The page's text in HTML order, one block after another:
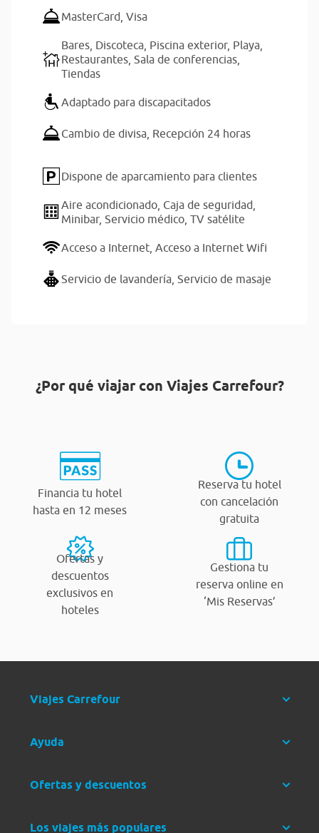
MasterCard, Visa
Bares, Discoteca, Piscina exterior, Playa,
Restaurantes, Sala de conferencias,
Tiendas
Adaptado para discapacitados
Cambio de divisa, Recepción 24 horas
Dispone de aparcamiento para clientes
Aire acondicionado, Caja de seguridad,
Minibar, Servicio médico, TV satélite
Acceso a Internet, Acceso a Internet Wifi
Servicio de lavandería, Servicio de masaje
¿Por qué viajar con Viajes Carrefour?
Financia tu hotel
hasta en 12 meses
Reserva tu hotel
con cancelación
gratuita
Ofertas y
descuentos
exclusivos en
hoteles
Gestiona tu
reserva online en
‘Mis Reservas’
Viajes Carrefour
Ayuda
Ofertas y descuentos
Los viajes más populares